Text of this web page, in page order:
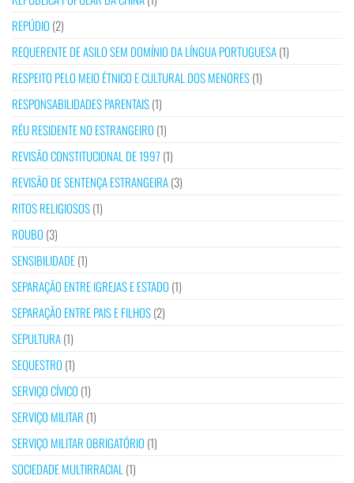
REPÚDIO (2)
REQUERENTE DE ASILO SEM DOMÍNIO DA LÍNGUA PORTUGUESA(1)
RESPEITO PELO MEIO ÉTNICO E CULTURAL DOS MENORES(1)
RESPONSABILIDADES PARENTAIS(1)
RÉU RESIDENTE NO ESTRANGEIRO (1)
REVISÃO CONSTITUCIONAL DE 1997 (1)
REVISÃO DE SENTENÇA ESTRANGEIRA(3)
RITOS RELIGIOSOS(1)
ROUBO (3)
SENSIBILIDADE(1)
SEPARAÇÃO ENTRE IGREJAS E ESTADO (1)
SEPARAÇÃO ENTRE PAIS E FILHOS(2)
SEPULTURA(1)
SEQUESTRO (1)
SERVIÇO CÍVICO (1)
SERVIÇO MILITAR (1)
SERVIÇO MILITAR OBRIGATÓRIO (1)
SOCIEDADE MULTIRRACIAL (1)